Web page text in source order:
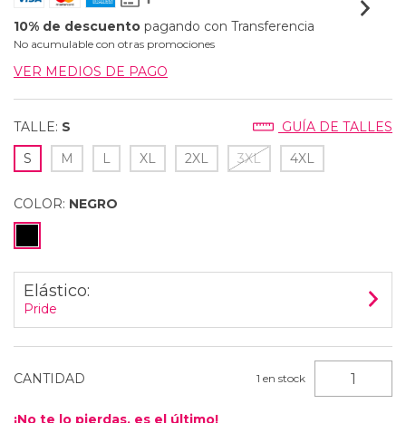
10% de descuento pagando con Transferencia
No acumulable con otras promociones
VER MEDIOS DE PAGO
TALLE: S
GUÍA DE TALLES
S
M L XL 2XL 3XL 4XL
COLOR: NEGRO
Elástico:
Pride
CANTIDAD 1 en stock
¡No te lo pierdas, es el último!